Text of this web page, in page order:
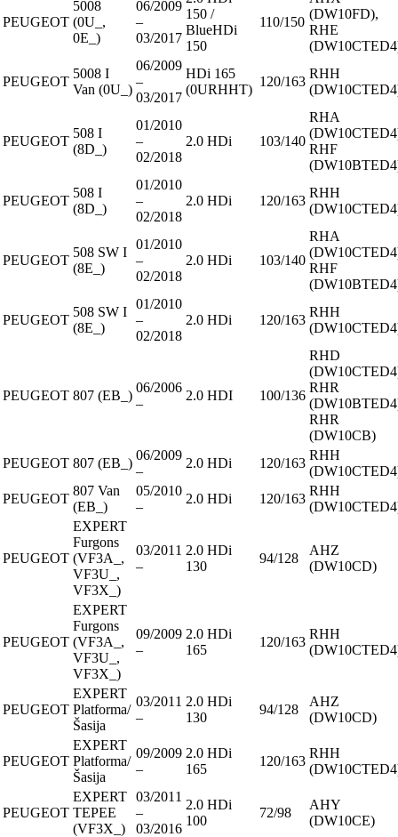
PEUGEOT
5008
(0U_,
0E_)
06/2009
–
03/2017
150 /
BlueHDi
150
110/150
(DW10FD),
RHE
PEUGEOT
5008 I
Van (0U_)
06/2009
–
03/2017
HDi 165
(0URHHT)
120/163
RHH
PEUGEOT
508 I
(8D_)
01/2010
–
02/2018
2.0 HDi 103/140
RHA
RHF
PEUGEOT
508 I
(8D_)
01/2010
–
02/2018
2.0 HDi 120/163
RHH
PEUGEOT
508 SW I
(8E_)
01/2010
–
02/2018
2.0 HDi 103/140
RHA
RHF
PEUGEOT
508 SW I
(8E_)
01/2010
–
02/2018
2.0 HDi 120/163
RHH
PEUGEOT 807 (EB_)
06/2006
–
2.0 HDI 100/136
RHD
RHR
RHR
(DW10CB)
PEUGEOT 807 (EB_)
06/2009
–
2.0 HDi 120/163
RHH
PEUGEOT
807 Van
(EB_)
05/2010
–
2.0 HDi 120/163
RHH
PEUGEOT
EXPERT
Furgons
(VF3A_,
VF3U_,
VF3X_)
03/2011
–
2.0 HDi
130
94/128
AHZ
(DW10CD)
PEUGEOT
EXPERT
Furgons
(VF3A_,
VF3U_,
VF3X_)
09/2009
–
2.0 HDi
165
120/163
RHH
PEUGEOT
EXPERT
Platforma/
Šasija
03/2011
–
2.0 HDi
130
94/128
AHZ
(DW10CD)
PEUGEOT
EXPERT
Platforma/
Šasija
09/2009
–
2.0 HDi
165
120/163
RHH
PEUGEOT
EXPERT
TEPEE
(VF3X_)
03/2011
–
03/2016
2.0 HDi
100
72/98
AHY
(DW10CE)